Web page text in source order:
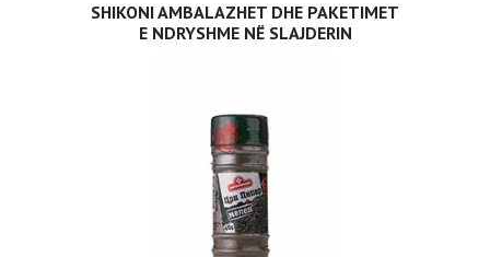
SHIKONI AMBALAZHET DHE PAKETIMET
E NDRYSHME NË SLAJDERIN